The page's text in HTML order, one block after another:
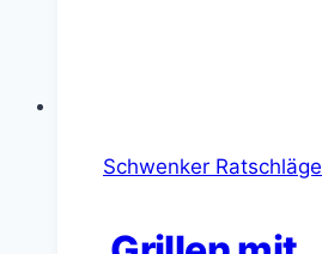
Schwenker Ratschläge